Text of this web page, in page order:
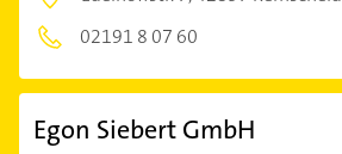
02191 8 07 60
Egon Siebert GmbH